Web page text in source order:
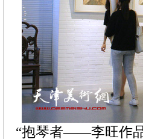
“抱琴者——李旺作